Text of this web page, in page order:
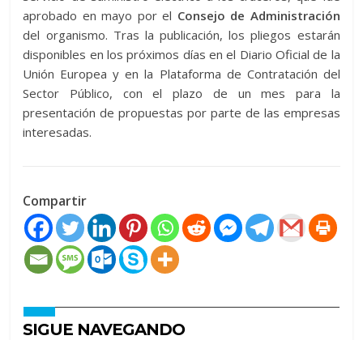
aprobado en mayo por el Consejo de Administración
del organismo. Tras la publicación, los pliegos estarán
disponibles en los próximos días en el Diario Oficial de la
Unión Europea y en la Plataforma de Contratación del
Sector Público, con el plazo de un mes para la
presentación de propuestas por parte de las empresas
interesadas.
Compartir
SIGUE NAVEGANDO